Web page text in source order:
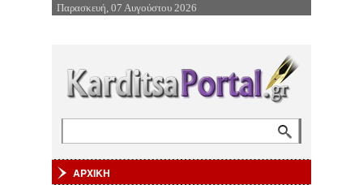
Επιστροφή στην Πλοήγηση
Παρασκευή, 07 Αυγούστου 2026
ΑΡΧΙΚΗ